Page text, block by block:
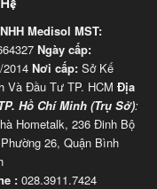
Medisol MST:
Ngày cấp:
2014 Nơi cấp: Sở Kế
Và Đầu Tư TP. HCM Địa
Hồ Chí Minh (Trụ Sở):
Hometalk, 236 Đinh Bộ
26, Quận Bình
: 028.3911.7424